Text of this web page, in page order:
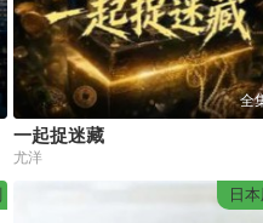
全
一起捉迷藏
尤洋
日